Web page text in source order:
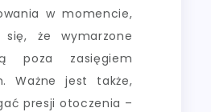
w momencie,
że wymarzone
poza zasięgiem
Ważne jest także,
presji otoczenia –